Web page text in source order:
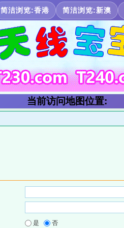
简洁浏览:香港 简洁浏览:新澳
当前访问地图位置:
是 否